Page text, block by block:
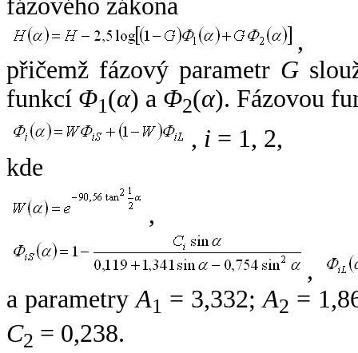
fázového zákona
,
přičemž fázový parametr G
funkcí Φ1(α) a Φ2(α). Fázovou
, i = 1, 2,
kde
,
,
a parametryA1 = 3,332;A2 =
C2 = 0,238.